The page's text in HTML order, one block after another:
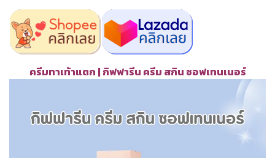
ครีมทาเท้าแตก | กิฟฟารีน ครีม สกิน ซอฟเทนเนอร์